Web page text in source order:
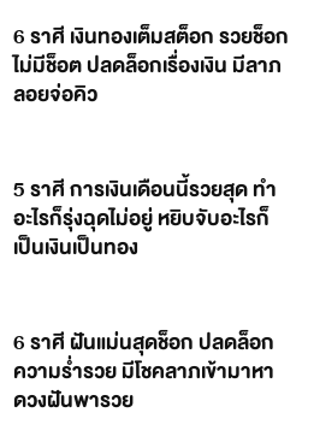
6 ราศี เงินทองเต็มสต็อก รวยช็อก
ไม่มีช็อต ปลดล็อกเรื่องเงิน มีลาภ
ลอยจ่อคิว
5 ราศี การเงินเดือนนี้รวยสุด ทำ
อะไรก็รุ่งฉุดไม่อยู่ หยิบจับอะไรก็
เป็นเงินเป็นทอง
6 ราศี ฝันแม่นสุดช็อก ปลดล็อก
ความร่ำรวย มีโชคลาภเข้ามาหา
ดวงฝันพารวย